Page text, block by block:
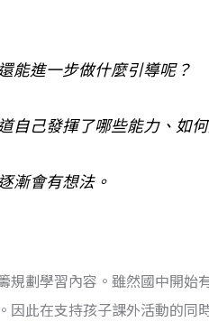
能進一步做什麼引導呢？
自己發揮了哪些能力、如
漸會有想法。
劃學習內容。雖然國中開
此在支持孩子課外活動的